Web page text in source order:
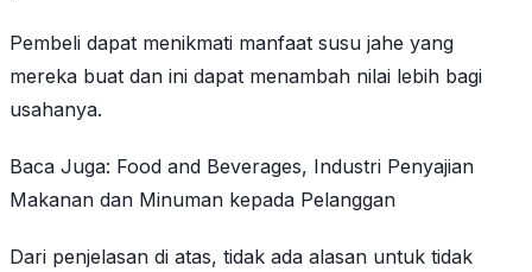
Pembeli dapat menikmati manfaat susu jahe yang
mereka buat dan ini dapat menambah nilai lebih bagi
usahanya.
Baca Juga: Food and Beverages, Industri Penyajian
Makanan dan Minuman kepada Pelanggan
Dari penjelasan di atas, tidak ada alasan untuk tidak